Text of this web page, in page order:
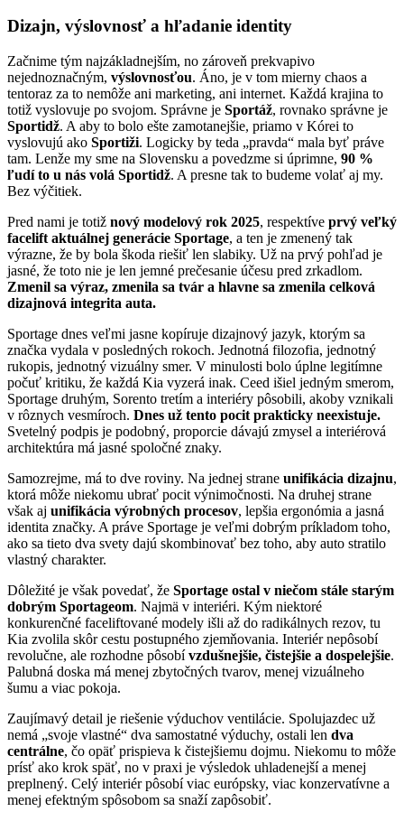
Dizajn, výslovnosť a hľadanie identity
Začnime tým najzákladnejším, no zároveň prekvapivo
nejednoznačným, výslovnosťou. Áno, je v tom mierny chaos a
tentoraz za to nemôže ani marketing, ani internet. Každá krajina to
totiž vyslovuje po svojom. Správne je Sportáž, rovnako správne je
Sportidž. A aby to bolo ešte zamotanejšie, priamo v Kórei to
vyslovujú ako Sportiži. Logicky by teda „pravda“ mala byť práve
tam. Lenže my sme na Slovensku a povedzme si úprimne, 90 %
ľudí to u nás volá Sportidž. A presne tak to budeme volať aj my.
Bez výčitiek.
Pred nami je totiž nový modelový rok 2025, respektíve prvý veľký
facelift aktuálnej generácie Sportage, a ten je zmenený tak
výrazne, že by bola škoda riešiť len slabiky. Už na prvý pohľad je
jasné, že toto nie je len jemné prečesanie účesu pred zrkadlom.
Zmenil sa výraz, zmenila sa tvár a hlavne sa zmenila celková
dizajnová integrita auta.
Sportage dnes veľmi jasne kopíruje dizajnový jazyk, ktorým sa
značka vydala v posledných rokoch. Jednotná filozofia, jednotný
rukopis, jednotný vizuálny smer. V minulosti bolo úplne legitímne
počuť kritiku, že každá Kia vyzerá inak. Ceed išiel jedným smerom,
Sportage druhým, Sorento tretím a interiéry pôsobili, akoby vznikali
v rôznych vesmíroch. Dnes už tento pocit prakticky neexistuje.
Svetelný podpis je podobný, proporcie dávajú zmysel a interiérová
architektúra má jasné spoločné znaky.
Samozrejme, má to dve roviny. Na jednej strane unifikácia dizajnu,
ktorá môže niekomu ubrať pocit výnimočnosti. Na druhej strane
však aj unifikácia výrobných procesov, lepšia ergonómia a jasná
identita značky. A práve Sportage je veľmi dobrým príkladom toho,
ako sa tieto dva svety dajú skombinovať bez toho, aby auto stratilo
vlastný charakter.
Dôležité je však povedať, že Sportage ostal v niečom stále starým
dobrým Sportageom. Najmä v interiéri. Kým niektoré
konkurenčné faceliftované modely išli až do radikálnych rezov, tu
Kia zvolila skôr cestu postupného zjemňovania. Interiér nepôsobí
revolučne, ale rozhodne pôsobívzdušnejšie, čistejšie a dospelejšie.
Palubná doska má menej zbytočných tvarov, menej vizuálneho
šumu a viac pokoja.
Zaujímavý detail je riešenie výduchov ventilácie. Spolujazdec už
nemá „svoje vlastné“ dva samostatné výduchy, ostali len dva
centrálne, čo opäť prispieva k čistejšiemu dojmu. Niekomu to môže
prísť ako krok späť, no v praxi je výsledok uhladenejší a menej
preplnený. Celý interiér pôsobí viac európsky, viac konzervatívne a
menej efektným spôsobom sa snaží zapôsobiť.